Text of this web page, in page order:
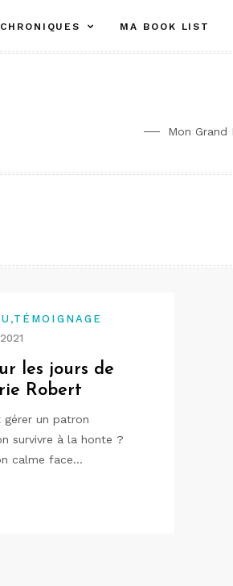
MA BOOK LIST
Mon Grand
,TÉMOIGNAGE
les jours de
Robert
gérer un patron
survivre à la honte ?
calme face…